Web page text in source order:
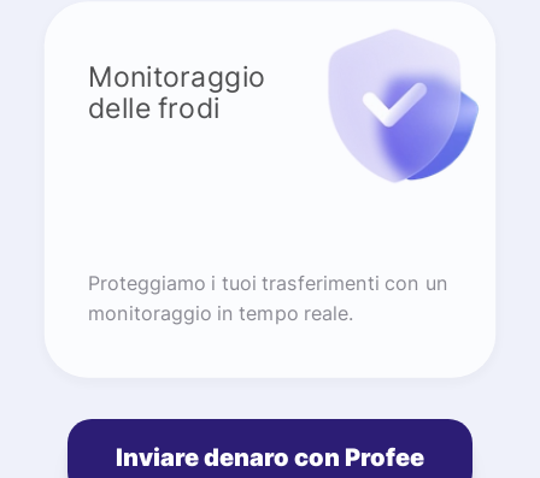
Monitoraggio
delle frodi
Proteggiamo i tuoi trasferimenti con un
monitoraggio in tempo reale.
Inviare denaro con Profee